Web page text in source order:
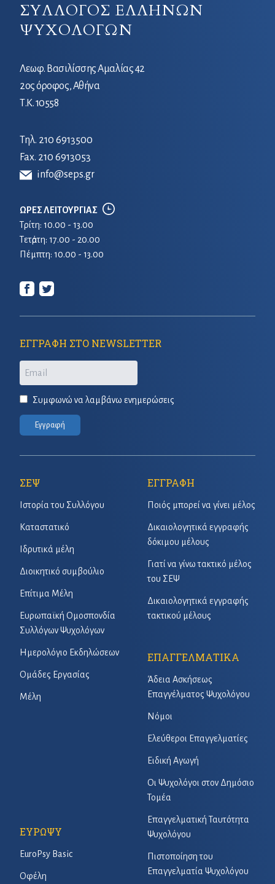
ΣΥΛΛΟΓΟΣ ΕΛΛΗΝΩΝ
ΨΥΧΟΛΟΓΩΝ
Λεωφ. Βασιλίσσης Αμαλίας 42
2ος όροφος, Αθήνα
Τ.Κ. 10558
Τηλ. 210 6913500
Fax. 210 6913053
info@seps.gr
ΩΡΕΣ ΛΕΙΤΟΥΡΓΙΑΣ
Τρίτη: 10.00 - 13.00
Τετἀρτη: 17.00 - 20.00
Πέμπτη: 10.00 - 13.00
ΕΓΓΡΑΦΗ ΣΤΟ NEWSLETTER
Email
Συμφωνώ να λαμβάνω ενημερώσεις
Εγγραφή
ΣΕΨ
Ιστορία του Συλλόγου
Καταστατικό
Ιδρυτικά μέλη
Διοικητικό συμβούλιο
Επίτιμα Μέλη
Ευρωπαϊκή Ομοσπονδία
Συλλόγων Ψυχολόγων
Ημερολόγιο Εκδηλώσεων
Ομάδες Εργασίας
Μέλη
ΕΓΓΡΑΦΗ
Ποιός μπορεί να γίνει μέλος
Δικαιολογητικά εγγραφής
δόκιμου μέλους
Γιατί να γίνω τακτικό μέλος
του ΣΕΨ
Δικαιολογητικά εγγραφής
τακτικού μέλους
ΕΠΑΓΓΕΛΜΑΤΙΚΑ
Άδεια Ασκήσεως
Επαγγέλματος Ψυχολόγου
Νόμοι
Ελεύθεροι Επαγγελματίες
Ειδική Αγωγή
Οι Ψυχολόγοι στον Δημόσιο
Τομέα
Επαγγελματική Ταυτότητα
Ψυχολόγου
Πιστοποίηση του
Επαγγελματία Ψυχολόγου
ΕΥΡΩΨΥ
EuroPsy Basic
Οφέλη